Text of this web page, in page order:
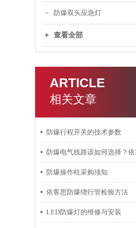
防爆双头应急灯
查看全部
ARTICLE
相关文章
防爆行程开关的技术参数
防爆操作柱采购须知
依客思防爆绕行管检验方法
LED防爆灯的维修与安装